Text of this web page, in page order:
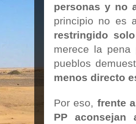
personas y no
principio no es
restringido
merece la
pueblos
menos directo
Por eso, frente
PP aconsejan